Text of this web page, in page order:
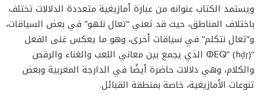
ويستمد الكتاب عنوانه من عبارة أمازيغية متعددة الدلالات تختلف
باختلاف المناطق، حيث قد تعني “تعال نلهو” في بعض السياقات،
و”تعال نتكلم” في سياقات أخرى، وهو ما يعكس غنى الفعل
“ⵀⴹⵕ” (hḍṛ) الذي يجمع بين معاني اللعب والغناء والرقص
والكلام، وهي دلالات حاضرة أيضًا في الدارجة المغربية وبعض
تنوعات الأمازيغية، خاصة بمنطقة القبائل.